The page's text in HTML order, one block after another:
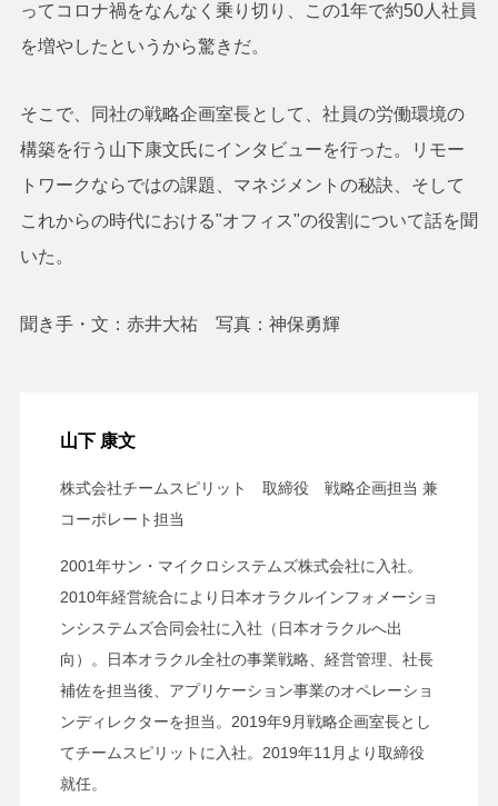
ってコロナ禍をなんなく乗り切り、この1年で約50人社員
を増やしたというから驚きだ。
そこで、同社の戦略企画室長として、社員の労働環境の
構築を行う山下康文氏にインタビューを行った。リモー
トワークならではの課題、マネジメントの秘訣、そして
これからの時代における"オフィス"の役割について話を聞
いた。
聞き手・文：赤井大祐 写真：神保勇輝
山下 康文
株式会社チームスピリット 取締役 戦略企画担当 兼
コーポレート担当
2001年サン・マイクロシステムズ株式会社に入社。
2010年経営統合により日本オラクルインフォメーショ
ンシステムズ合同会社に入社（日本オラクルへ出
向）。日本オラクル全社の事業戦略、経営管理、社長
補佐を担当後、アプリケーション事業のオペレーショ
ンディレクターを担当。2019年9月戦略企画室長とし
てチームスピリットに入社。2019年11月より取締役
就任。